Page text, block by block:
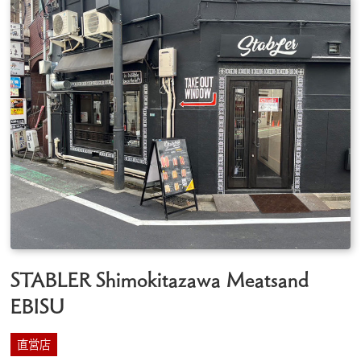
STABLER Shimokitazawa Meatsand
EBISU
直営店